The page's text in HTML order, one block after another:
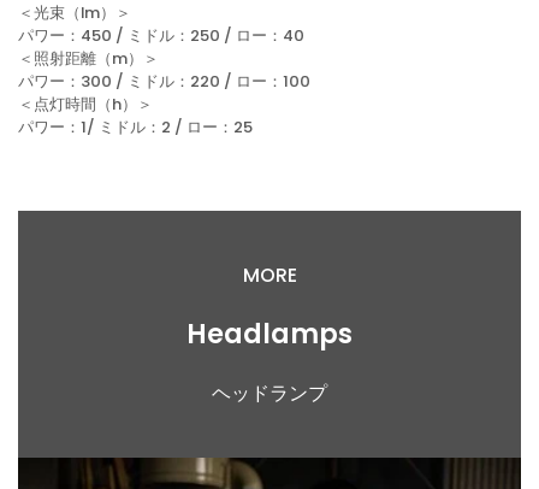
＜光束（lm）＞
パワー：450 / ミドル：250 / ロー：40
＜照射距離（m）＞
パワー：300 / ミドル：220 / ロー：100
＜点灯時間（h）＞
パワー：1/ ミドル：2 / ロー：25
MORE
Headlamps
ヘッドランプ